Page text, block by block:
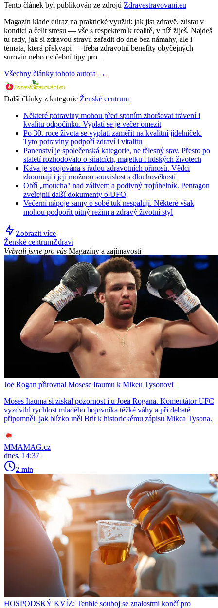
Tento článek byl publikován ze zdrojů Zdravestravovani.eu
Magazín klade důraz na praktické využití: jak jíst zdravě, zůstat v
kondici a čelit stresu — vše s respektem k realitě, v níž žiješ. Najdeš
tu rady, jak si zdravou stravu zařadit do dne bez námahy, ale i
témata, která překvapí — třeba zdravotní benefity obyčejných
surovin nebo cvičební tipy pro...
Všechny články tohoto autora →
Další články z kategorie Ženské centrum
Některé potraviny mohou před spaním zhoršovat trávení i
kvalitu odpočinku. Vyplatí se je večer omezit
Po 30. roce života se vyplatí zaměřit na kvalitní jídelníček.
Tyto potraviny podpoří zdraví i vitalitu
Panenství je společenská kategorie, ne tělesný stav. Přesto po
staletí rozhodovalo o sňatcích, majetku i lidských životech
Káva je spojována s řadou zdravotních přínosů. Vědci
zkoumají i její možnou souvislost s dlouhověkostí
Obří „moucha" nad zálivem a podivný trojúhelník. Pentagon
zveřejnil další dokumenty o UFO
Večerní nápoje samy o sobě tuk nespalují. Některé však
mohou podpořit pitný režim a zdravý životní styl
Zobrazit více
Ženské centrumZdraví
Vybrali jsme pro vás Magazíny a zajímavosti
Joe Rogan přirovnal Mosese Itaumu k Mikeu Tysonovi
Moses Itauma si získal pozornost i u Joea Rogana. Komentátor UFC
vyzdvihl rychlost mladého bojovníka těžké váhy a při debatě
připomněl, jak blízko měl Brit k historickému zápisu Mikea Tysona.
MMAMAG.cz
dnes, 14:37
2 min
HOSPODSKÝ KVÍZ: Tenhle souboj se znalostmi končí pro